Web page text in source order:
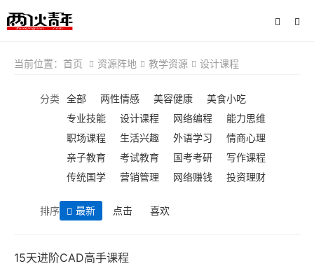
当前位置： 首页 资源阵地 教学资源 设计课程
分类 全部 两性情感 美容健康
美食小吃
专业技能
设计课程 网络编程
能力思维
职场课程
生活兴趣 外语学习
情商心理
亲子教育
考试教育 国考考研
写作课程
传统国学
营销管理 网络赚钱 投资理财
排序 最新 点击 喜欢
15天进阶CAD高手课程